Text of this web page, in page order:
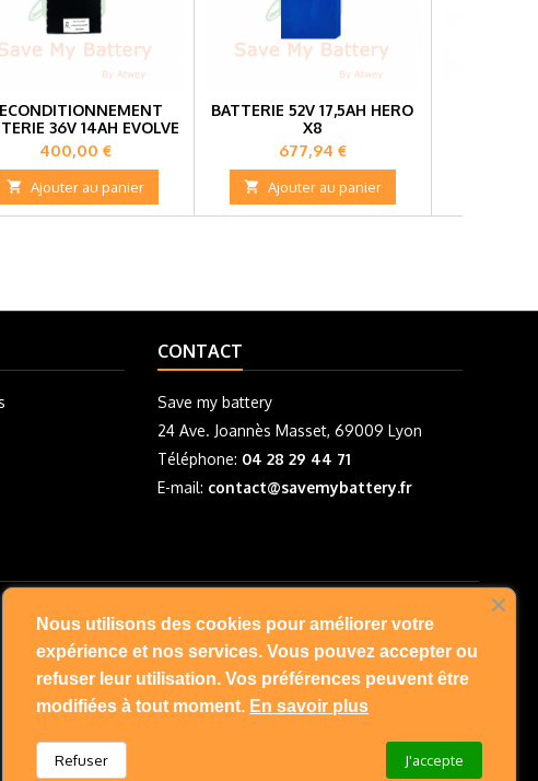
36V 14AH EVOLVE
GT CARBON
Prix
400,00 €
 Ajouter au panier
BATTERIE 52V 17,5AH HERO
X8
Prix
677,94 €
 Ajouter au panier
CONTACT
Save my battery
24 Ave. Joannès Masset, 69009 Lyon
Téléphone: 04 28 29 44 71
E-mail: contact@savemybattery.fr
NOUS SUIVRE
Nous utilisons des cookies pour améliorer votre
expérience et nos services. Vous pouvez accepter ou
refuser leur utilisation. Vos préférences peuvent être
modifiées à tout moment. En savoir plus
J'accepte
Refuser